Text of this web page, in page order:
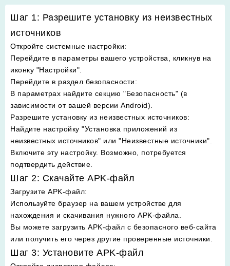
Шаг 1: Разрешите установку из неизвестных
источников
Откройте системные настройки:
Перейдите в параметры вашего устройства, кликнув на
иконку "Настройки".
Перейдите в раздел безопасности:
В параметрах найдите секцию "Безопасность" (в
зависимости от вашей версии Android).
Разрешите установку из неизвестных источников:
Найдите настройку "Установка приложений из
неизвестных источников" или "Неизвестные источники".
Включите эту настройку. Возможно, потребуется
подтвердить действие.
Шаг 2: Скачайте APK-файл
Загрузите APK-файл:
Используйте браузер на вашем устройстве для
нахождения и скачивания нужного APK-файла.
Вы можете загрузить APK-файл с безопасного веб-сайта
или получить его через другие проверенные источники.
Шаг 3: Установите APK-файл